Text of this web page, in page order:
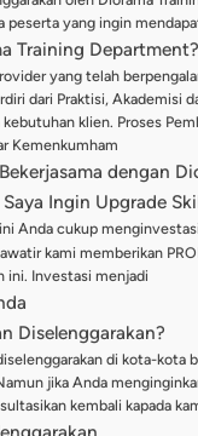
peserta yang ingin
Training Department?
yang telah
dari Praktisi, Akademisi
klien. Proses
Kemenkumham
dengan
Ingin Upgrade
Anda cukup
kami memberikan
ini. Investasi menjadi
Diselenggarakan?
di kota-kota
jika Anda
kembali kapada